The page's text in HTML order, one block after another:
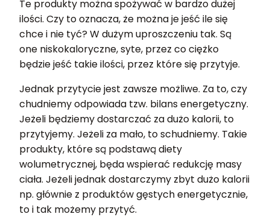
Te produkty można spożywać w bardzo dużej
ilości. Czy to oznacza, że można je jeść ile się
chce i nie tyć? W dużym uproszczeniu tak. Są
one niskokaloryczne, syte, przez co ciężko
będzie jeść takie ilości, przez które się przytyje.
Jednak przytycie jest zawsze możliwe. Za to, czy
chudniemy odpowiada tzw. bilans energetyczny.
Jeżeli będziemy dostarczać za dużo kalorii, to
przytyjemy. Jeżeli za mało, to schudniemy. Takie
produkty, które są podstawą diety
wolumetrycznej, będa wspierać redukcję masy
ciała. Jeżeli jednak dostarczymy zbyt dużo kalorii
np. głównie z produktów gęstych energetycznie,
to i tak możemy przytyć.